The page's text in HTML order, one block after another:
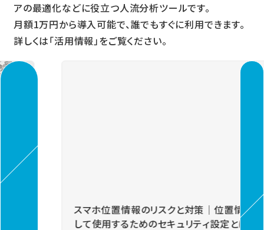
アの最適化などに役立つ人流分析ツールです。
月額1万円から導入可能で、誰でもすぐに利用できます。
詳しくは「活用情報」をご覧ください。
スマホ位置情報のリスクと対策｜位置情報を安心
して使用するためのセキュリティ設定とは？